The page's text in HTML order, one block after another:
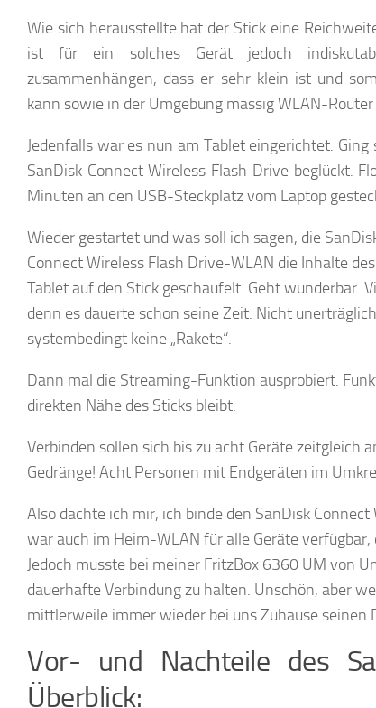
Wie sich herausstellte hat der Stick eine
ist für ein solches Gerät jedoch
zusammenhängen, dass er sehr klein ist und
kann sowie in der Umgebung massig WLAN-Router
Jedenfalls war es nun am Tablet eingerichtet.
SanDisk Connect Wireless Flash Drive beglückt.
Minuten an den USB-Steckplatz vom Laptop
Wieder gestartet und was soll ich sagen, die
Connect Wireless Flash Drive-WLAN die Inhalte
Tablet auf den Stick geschaufelt. Geht
denn es dauerte schon seine Zeit. Nicht
systembedingt keine „Rakete“.
Dann mal die Streaming-Funktion ausprobiert.
direkten Nähe des Sticks bleibt.
Verbinden sollen sich bis zu acht Geräte zeitgleich
Gedränge! Acht Personen mit Endgeräten im
Also dachte ich mir, ich binde den SanDisk
war auch im Heim-WLAN für alle Geräte
Jedoch musste bei meiner FritzBox 6360 UM von
dauerhafte Verbindung zu halten. Unschön, aber
mittlerweile immer wieder bei uns Zuhause seinen
Vor- und Nachteile des
Überblick: